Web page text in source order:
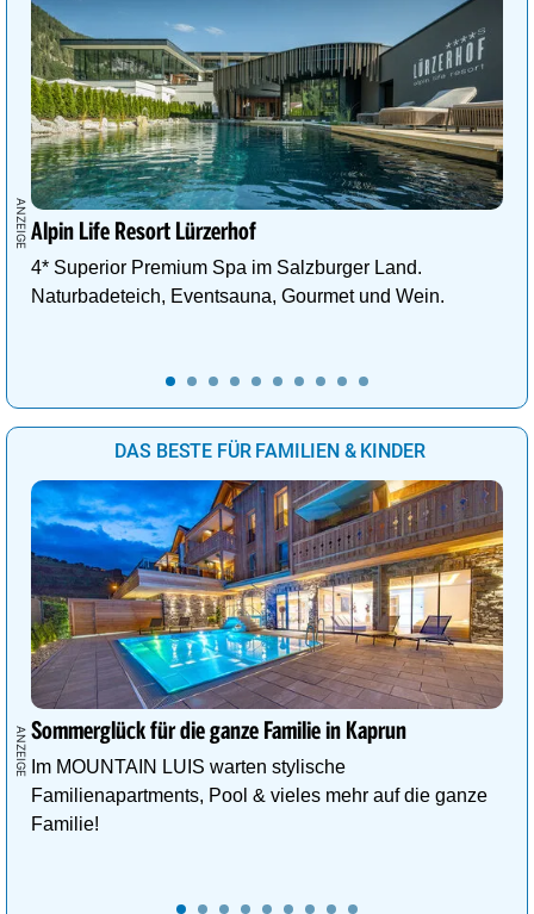
Alpin Life Resort Lürzerhof
4* Superior Premium Spa im Salzburger Land.
Naturbadeteich, Eventsauna, Gourmet und Wein.
DAS BESTE FÜR FAMILIEN & KINDER
Sommerglück für die ganze Familie in Kaprun
Im MOUNTAIN LUIS warten stylische
Familienapartments, Pool & vieles mehr auf die ganze
Familie!